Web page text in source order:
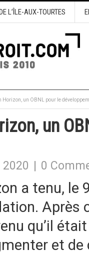
L’ÎLE-AUX-TOURTES
Horizon, un OBNL pour le
un
0
a tenu, le
Après
qu’il
et